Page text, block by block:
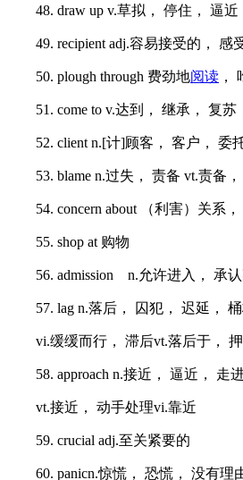
48. draw up v.草拟， 停住， 逼近
49. recipient adj.容易接受的， 感
50. plough through 费劲地阅读 ，
51. come to v.达到， 继承， 复苏
52. client n.[计]顾客， 客户， 委
53. blame n.过失， 责备 vt.责备，
54. concern about （利害）关系
55. shop at 购物
56. admission n.允许进入， 承认
57. lag n.落后， 囚犯， 迟延， 桶
vi.缓缓而行， 滞后vt.落后于， 押
58. approach n.接近， 逼近， 走
vt.接近， 动手处理vi.靠近
59. crucial adj.至关紧要的
60. panicn.惊慌， 恐慌， 没有理